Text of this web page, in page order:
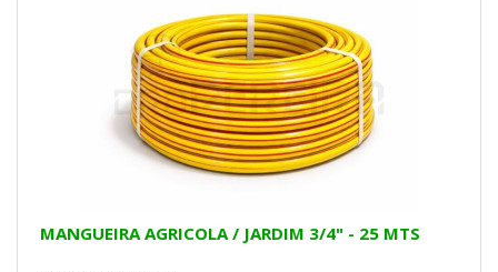
MANGUEIRA AGRICOLA / JARDIM 3/4" - 25 MTS